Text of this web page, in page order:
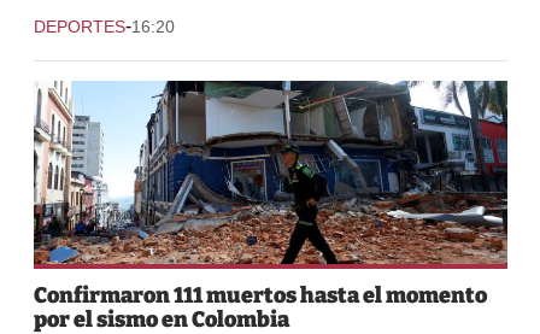
DEPORTES-16:20
Confirmaron 111 muertos hasta el momento
por el sismo en Colombia